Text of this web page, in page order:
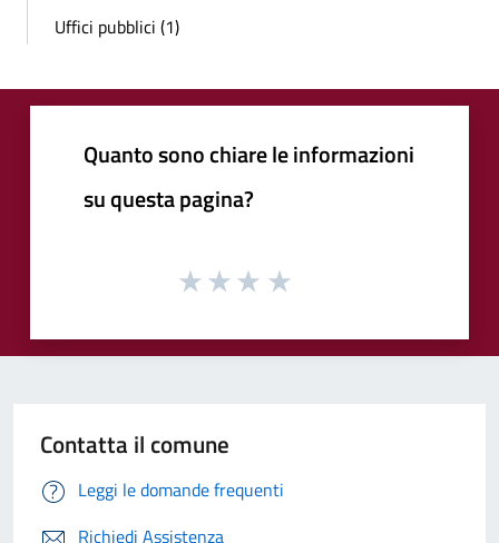
Uffici pubblici (1)
Quanto sono chiare le informazioni
su questa pagina?
Contatta il comune
Leggi le domande frequenti
Richiedi Assistenza